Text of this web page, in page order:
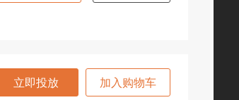
立即投放 加入购物车